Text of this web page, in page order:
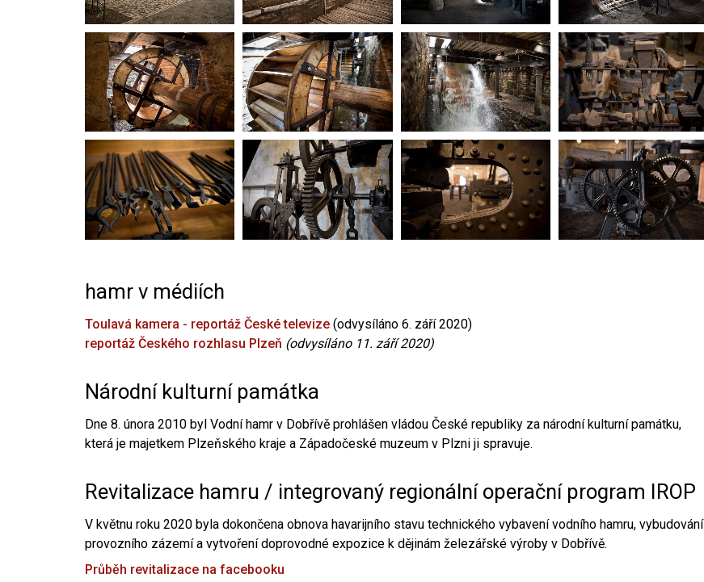
hamr v médiích
Toulavá kamera - reportáž České televize (odvysíláno 6. září 2020)
reportáž Českého rozhlasu Plzeň (odvysíláno 11. září 2020)
Národní kulturní památka
Dne 8. února 2010 byl Vodní hamr v Dobřívě prohlášen vládou České republiky za národní kulturní památku,
která je majetkem Plzeňského kraje a Západočeské muzeum v Plzni ji spravuje.
Revitalizace hamru / integrovaný regionální operační program IROP
V květnu roku 2020 byla dokončena obnova havarijního stavu technického vybavení vodního hamru, vybudování
provozního zázemí a vytvoření doprovodné expozice k dějinám železářské výroby v Dobřívě.
Průběh revitalizace na facebooku